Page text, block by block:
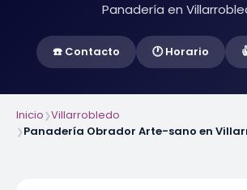
Panadería en
☎️ Contacto 🕐 Horario
Inicio❯Villarrobledo
❯Panadería Obrador Arte-sano en